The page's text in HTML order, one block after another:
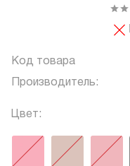
Код товара
Производитель:
Цвет: